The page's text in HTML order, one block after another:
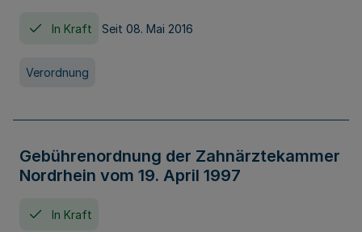
In Kraft Seit 08. Mai 2016
Verordnung
Gebührenordnung der Zahnärztekammer
Nordrhein vom 19. April 1997
In Kraft